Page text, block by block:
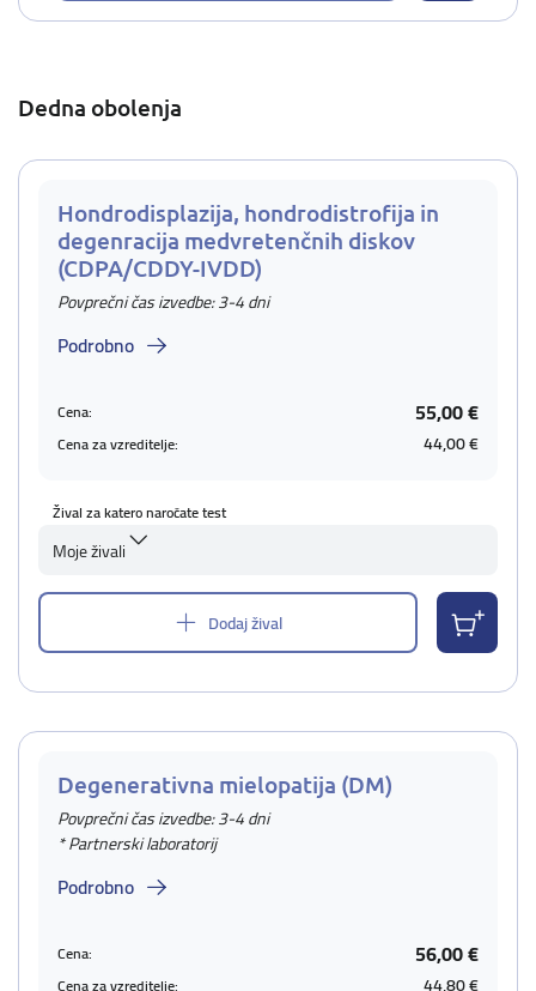
Dedna obolenja
Hondrodisplazija, hondrodistrofija in
degenracija medvretenčnih diskov
(CDPA/CDDY-IVDD)
Povprečni čas izvedbe: 3-4 dni
Podrobno
Cena: 55,00 €
Cena za vzreditelje: 44,00 €
Žival za katero naročate test
Moje živali
Dodaj žival
Degenerativna mielopatija (DM)
Povprečni čas izvedbe: 3-4 dni
* Partnerski laboratorij
Podrobno
Cena: 56,00 €
Cena za vzreditelje: